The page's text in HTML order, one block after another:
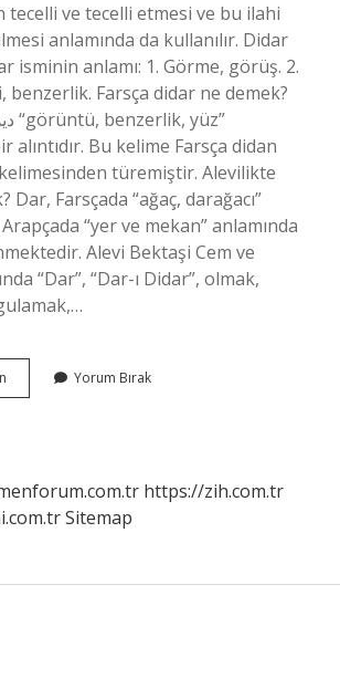
tecelli ve tecelli etmesi ve bu ilahi
anlamında da kullanılır. Didar
isminin anlamı: 1. Görme, görüş. 2.
benzerlik. Farsça didar ne demek?
alıntıdır. Bu kelime Farsça didan
Dar, Farsçada “ağaç, darağacı”
“yer ve mekan” anlamında
Alevi Bektaşi Cem ve
“Dar”, “Dar-ı Didar”, olmak,
Ne
Yorum Bırak
https://zih.com.tr
Sitemap